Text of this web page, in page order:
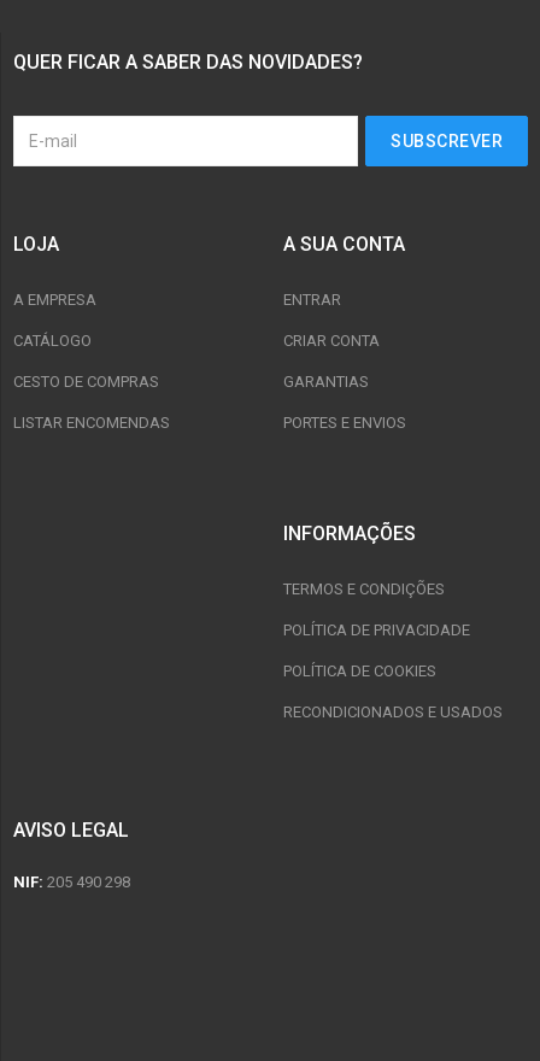
QUER FICAR A SABER DAS NOVIDADES?
LOJA
A EMPRESA
CATÁLOGO
CESTO DE COMPRAS
LISTAR ENCOMENDAS
A SUA CONTA
ENTRAR
CRIAR CONTA
GARANTIAS
PORTES E ENVIOS
INFORMAÇÕES
TERMOS E CONDIÇÕES
POLÍTICA DE PRIVACIDADE
POLÍTICA DE COOKIES
RECONDICIONADOS E USADOS
AVISO LEGAL
NIF: 205 490 298